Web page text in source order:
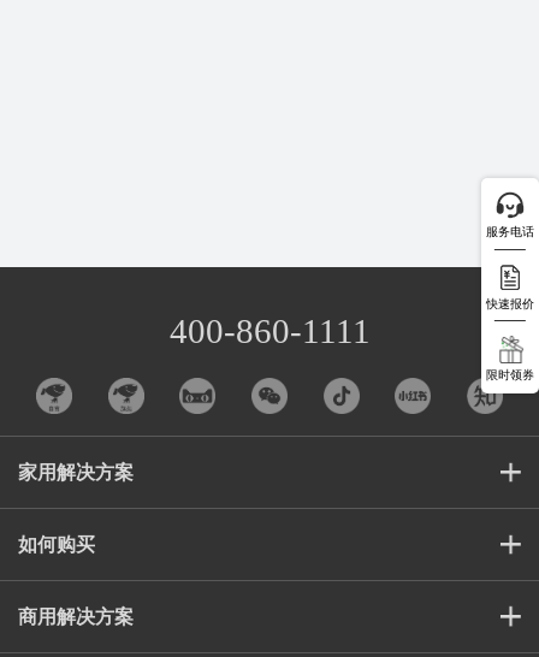
400-860-1111
家用解决方案
如何购买
商用解决方案
服务电话
快速报价
限时领券